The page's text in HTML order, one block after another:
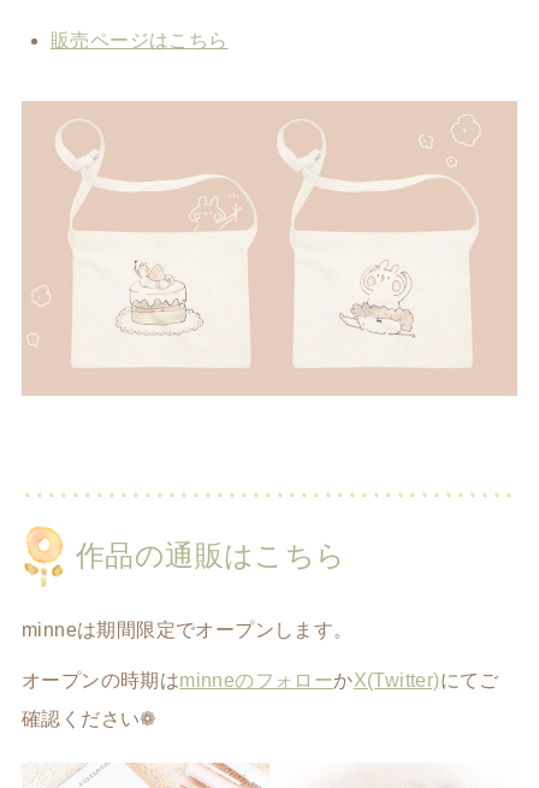
販売ページはこちら
作品の通販はこちら
minneは期間限定でオープンします。
オープンの時期はminneのフォローかX(Twitter)にてご
確認ください❁